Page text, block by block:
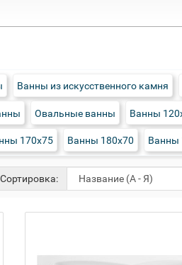
Ванны из искусственного камня
Овальные ванны Ванны
170х75 Ванны 180х70 Ванны
Сортировка: